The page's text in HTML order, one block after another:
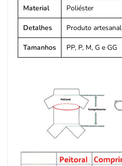
Material Poliéster
Detalhes Produto artesanal
Tamanhos PP, P, M, G e GG